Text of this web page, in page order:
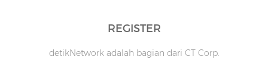
REGISTER
detikNetwork adalah bagian dari CT Corp.